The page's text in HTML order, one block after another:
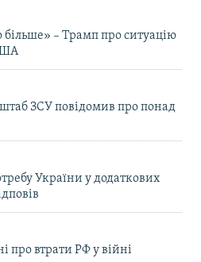
більше» – Трамп про ситуацію
ЗСУ повідомив про понад
України у додаткових
про втрати РФ у війні